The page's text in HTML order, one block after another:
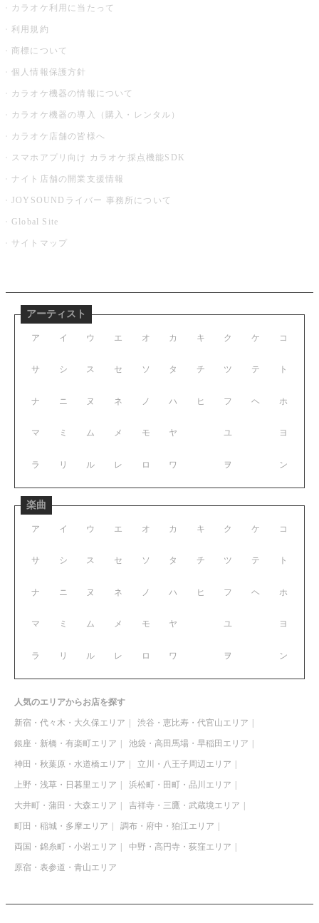
カラオケ利用に当たって
利用規約
商標について
個人情報保護方針
カラオケ機器の情報について
カラオケ機器の導入（購入・レンタル）
カラオケ店舗の皆様へ
スマホアプリ向け カラオケ採点機能SDK
ナイト店舗の開業支援情報
JOYSOUNDライバー 事務所について
Global Site
サイトマップ
アーティスト
ア イ ウ エ オ
サ シ ス セ ソ
ナ ニ ヌ ネ ノ
マ ミ ム メ モ
ラ リ ル レ ロ
カ キ ク ケ コ
タ チ ツ テ ト
ハ ヒ フ ヘ ホ
ヤ ユ ヨ
ワ ヲ ン
楽曲
ア イ ウ エ オ
サ シ ス セ ソ
ナ ニ ヌ ネ ノ
マ ミ ム メ モ
ラ リ ル レ ロ
カ キ ク ケ コ
タ チ ツ テ ト
ハ ヒ フ ヘ ホ
ヤ ユ ヨ
ワ ヲ ン
人気のエリアからお店を探す
新宿・代々木・大久保エリア 渋谷・恵比寿・代官山エリア
銀座・新橋・有楽町エリア 池袋・高田馬場・早稲田エリア
神田・秋葉原・水道橋エリア 立川・八王子周辺エリア
上野・浅草・日暮里エリア 浜松町・田町・品川エリア
大井町・蒲田・大森エリア 吉祥寺・三鷹・武蔵境エリア
町田・稲城・多摩エリア 調布・府中・狛江エリア
両国・錦糸町・小岩エリア 中野・高円寺・荻窪エリア
原宿・表参道・青山エリア